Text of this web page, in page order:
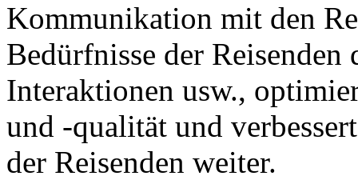
Kommunikation mit den
Bedürfnisse der
Interaktionen usw.,
und -qualität und
der Reisenden weiter.